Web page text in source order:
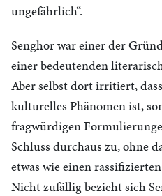
ungefährlich“.
Senghor war einer der
einer bedeutenden
Aber selbst dort irritiert,
kulturelles Phänomen ist,
fragwürdigen
Schluss durchaus zu, ohne
etwas wie einen
Nicht zufällig bezieht sich